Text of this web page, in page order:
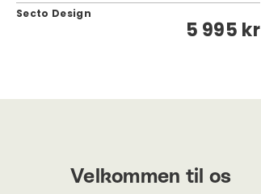
Secto Design
5 995 kr
Velkommen til os